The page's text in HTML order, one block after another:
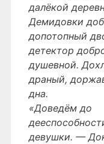
далёкой
Демидовки
допотопный
детектор
душевной.
драный,
дна.
«Доведём до
девушки. —